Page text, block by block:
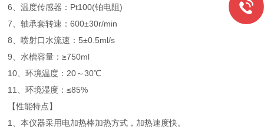
6、温度传感器：Pt100(铂电阻)
7、轴承套转速：600±30r/min
8、喷射口水流速：5±0.5ml/s
9、水槽容量：≥750ml
10、环境温度：20～30℃
11、环境湿度：≤85%
【性能特点】
1、本仪器采用电加热棒加热方式，加热速度快。